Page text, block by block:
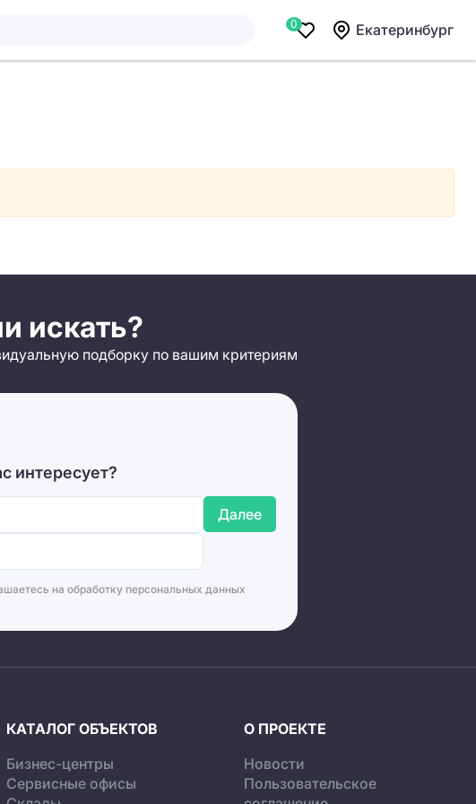
0 Екатеринбург
искать?
подборку по вашим критериям
интересует?
Далее
на обработку персональных данных
КАТАЛОГ ОБЪЕКТОВ
Бизнес-центры
Сервисные офисы
О ПРОЕКТЕ
Новости
Пользовательское